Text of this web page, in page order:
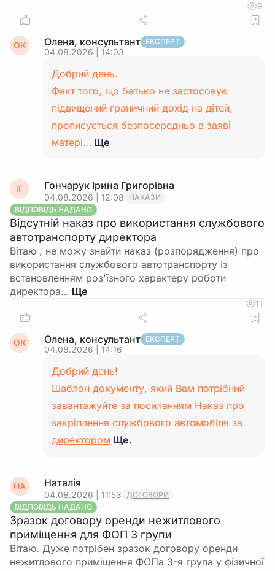
9
ОК Олена, консультант ЕКСПЕРТ
04.08.2026 | 14:03
Добрий день.
Факт того, що батько не застосовує
підвищений граничний дохід на дітей,
прописується безпосередньо в заяві
матері… Ще
ІГ Гончарук Ірина Григорівна
04.08.2026 | 12:08
НАКАЗИ
ВІДПОВІДЬ НАДАНО
Відсутній наказ про використання службового
автотранспорту директора
Вітаю , не можу знайти наказ (розпорядження) про
використання службового автотранспорту із
встановленням роз'їзного характеру роботи
директора…
11
ОК Олена, консультант ЕКСПЕРТ
04.08.2026 | 14:16
Добрий день!
Шаблон документу, який Вам потрібний
завантажуйте за посиланням Наказ про
закріплення службового автомобіля за
директором Ще.
НА Наталія
04.08.2026 | 11:53 ДОГОВОРИ
ВІДПОВІДЬ НАДАНО
Зразок договору оренди нежитлового
приміщення для ФОП 3 групи
Вітаю. Дуже потрібен зразок договору оренди
нежитлового приміщення ФОПа 3-я група у фізичної